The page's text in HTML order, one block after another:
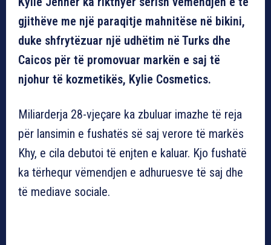
gjithëve me një paraqitje mahnitëse në bikini,
duke shfrytëzuar një udhëtim në Turks dhe
Caicos për të promovuar markën e saj të
njohur të kozmetikës, Kylie Cosmetics.
Miliarderja 28-vjeçare ka zbuluar imazhe të reja
për lansimin e fushatës së saj verore të markës
Khy, e cila debutoi të enjten e kaluar. Kjo fushatë
ka tërhequr vëmendjen e adhuruesve të saj dhe
të mediave sociale.